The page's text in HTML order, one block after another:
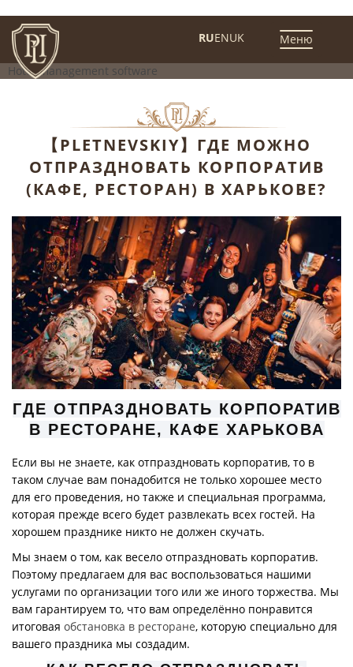
RUENUK Menu
Меню
Hotel management software
【PLETNEVSKIY】ГДЕ МОЖНО
ОТПРАЗДНОВАТЬ КОРПОРАТИВ
(КАФЕ, РЕСТОРАН) В ХАРЬКОВЕ?
ГДЕ ОТПРАЗДНОВАТЬ КОРПОРАТИВ
В РЕСТОРАНЕ, КАФЕ ХАРЬКОВА
Если вы не знаете, как отпраздновать корпоратив, то в
таком случае вам понадобится не только хорошее место
для его проведения, но также и специальная программа,
которая прежде всего будет развлекать всех гостей. На
хорошем празднике никто не должен скучать.
Мы знаем о том, как весело отпраздновать корпоратив.
Поэтому предлагаем для вас воспользоваться нашими
услугами по организации того или же иного торжества. Мы
вам гарантируем то, что вам определённо понравится
итоговая обстановка в ресторане, которую специально для
вашего праздника мы создадим.